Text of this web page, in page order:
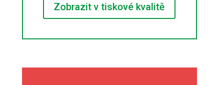
Zobrazit v tiskové kvalitě